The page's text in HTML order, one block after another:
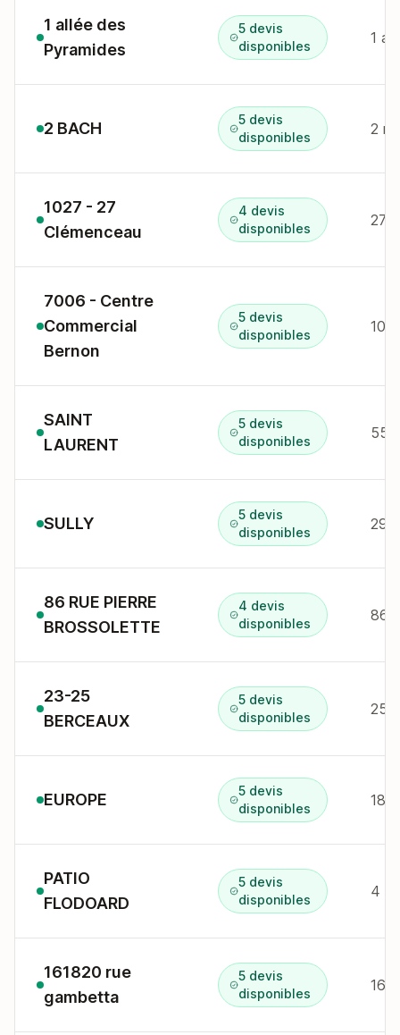
1 allée des
Pyramides
5 devis
disponibles
1
2 BACH
5 devis
disponibles
2 r
1027 - 27
Clémenceau
4 devis
disponibles
27
7006 - Centre
Commercial
Bernon
5 devis
disponibles
10
SAINT
LAURENT
5 devis
disponibles
55
SULLY
5 devis
disponibles
29
86 RUE PIERRE
BROSSOLETTE
4 devis
disponibles
86 r
23-25
BERCEAUX
5 devis
disponibles
25 r
EUROPE
5 devis
disponibles
18 r
PATIO
FLODOARD
5 devis
disponibles
4 r
161820 rue
gambetta
5 devis
disponibles
16 r